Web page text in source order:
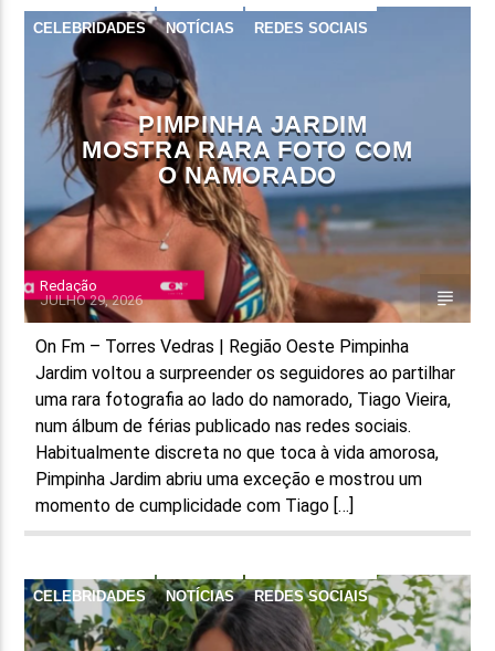
FAIXA ATUAL
TÍTULO
ARTISTA
ON FM
CELEBRIDADES NOTÍCIAS REDES SOCIAIS
PIMPINHA JARDIM
MOSTRA RARA FOTO COM
O NAMORADO
Redação
JULHO 29, 2026
On Fm – Torres Vedras | Região Oeste Pimpinha
Jardim voltou a surpreender os seguidores ao partilhar
uma rara fotografia ao lado do namorado, Tiago Vieira,
num álbum de férias publicado nas redes sociais.
Habitualmente discreta no que toca à vida amorosa,
Pimpinha Jardim abriu uma exceção e mostrou um
momento de cumplicidade com Tiago […]
CELEBRIDADES NOTÍCIAS REDES SOCIAIS
UNCATEGORIZED